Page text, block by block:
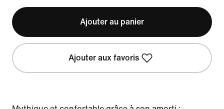
Ajouter au panier
Ajouter aux favoris